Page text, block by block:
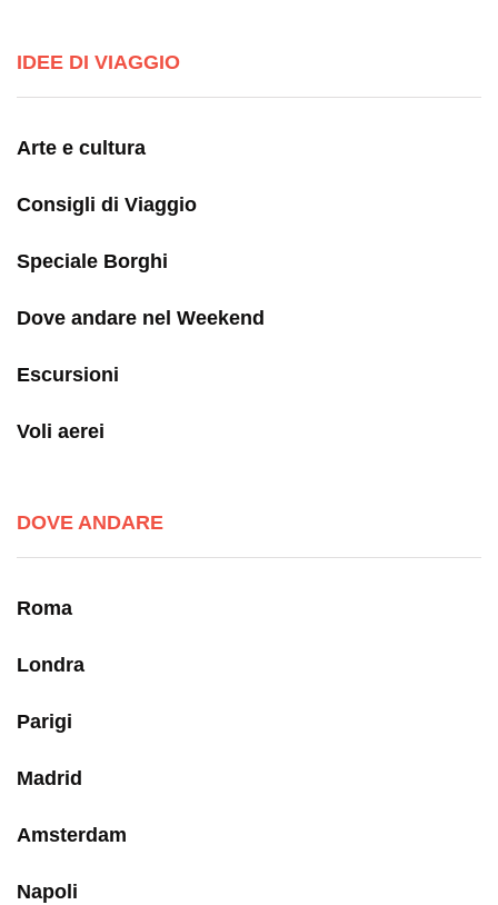
IDEE DI VIAGGIO
Arte e cultura
Consigli di Viaggio
Speciale Borghi
Dove andare nel Weekend
Escursioni
Voli aerei
DOVE ANDARE
Roma
Londra
Parigi
Madrid
Amsterdam
Napoli